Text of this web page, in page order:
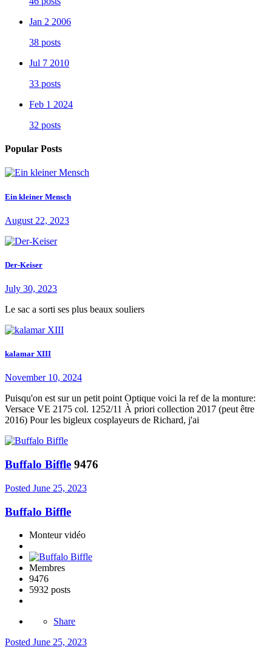
Jan 2 2006
38 posts
Jul 7 2010
33 posts
Feb 1 2024
32 posts
Popular Posts
Ein kleiner Mensch
August 22, 2023
Der-Keiser
July 30, 2023
Le sac a sorti ses plus beaux souliers
kalamar XIII
November 10, 2024
Puisqu'on est sur un petit point Optique voici la ref de la monture:
Versace VE 2175 col. 1252/11 À priori collection 2017 (peut être
2016) Pour les bigleux cosplayeurs de Richard, j'ai
Buffalo Biffle 9476
Posted June 25, 2023
Buffalo Biffle
Monteur vidéo
Membres
9476
5932 posts
Share
Posted June 25, 2023